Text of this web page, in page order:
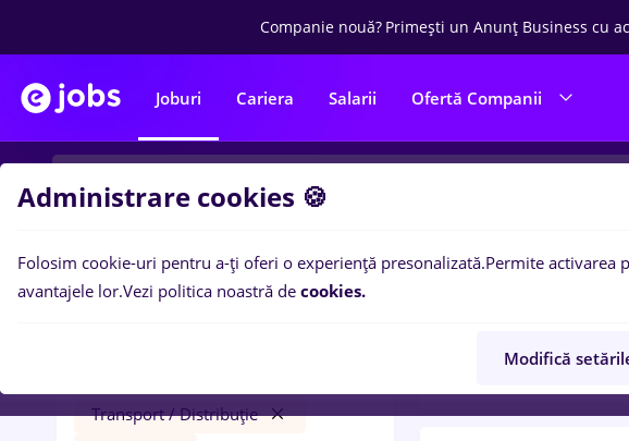
Companie nouă? Primești un Anunț Business cu
Joburi Cariera Salarii Ofertă Companii
Filtre
Transport / Distribuție
0locuri de
Administrare cookies 🍪
Folosim cookie-uri pentru a-ți oferi o experiență presonalizată.Permite activarea
avantajele lor.Vezi politica noastră de cookies.
Modifică